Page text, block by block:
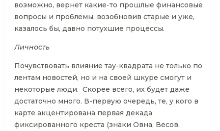
возможно, вернет какие-то прошлые финансовые
вопросы и проблемы, возобновив старые и уже,
казалось бы, давно потухшие процессы.
Личность
Почувствовать влияние тау-квадрата не только по
лентам новостей, но и на своей шкуре смогут и
некоторые люди. Скорее всего, их будет даже
достаточно много. В-первую очередь, те, у кого в
карте акцентирована первая декада
фиксированного креста (знаки Овна, Весов,